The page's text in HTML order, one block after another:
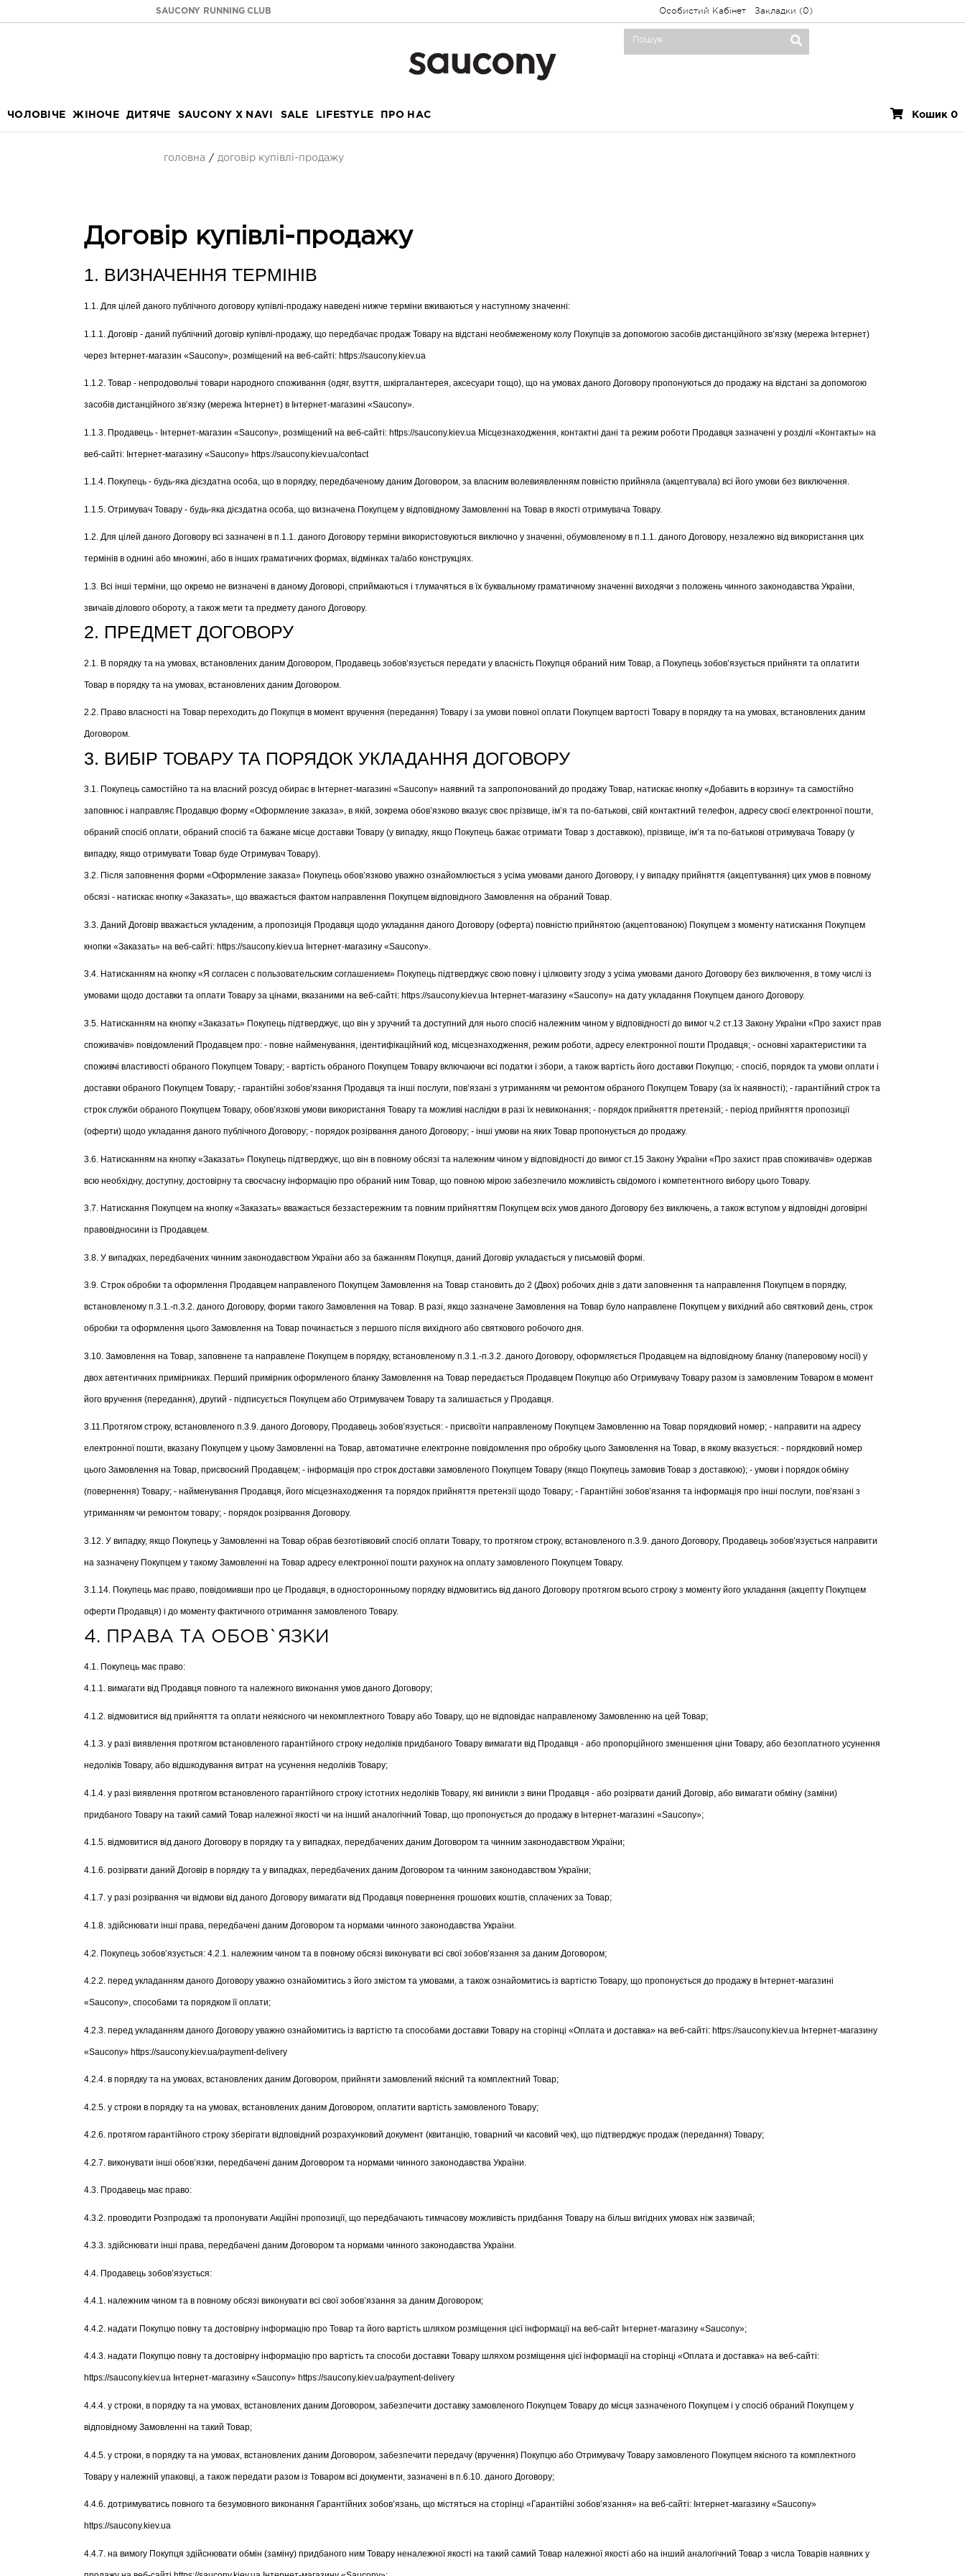
SAUCONY RUNNING CLUB Особистий Кабінет Закладки (0)
ЧОЛОВІЧЕ ЖІНОЧЕ ДИТЯЧЕ SAUCONY X NAVI SALE LIFESTYLE ПРО НАС Кошик 0
головна договір купівлі-продажу
Договір купівлі-продажу
1. ВИЗНАЧЕННЯ ТЕРМІНІВ
1.1. Для цілей даного публічного договору купівлі-продажу наведені нижче терміни вживаються у наступному значенні:
1.1.1. Договір - даний публічний договір купівлі-продажу, що передбачає продаж Товару на відстані необмеженому колу Покупців за допомогою засобів дистанційного зв’язку (мережа Інтернет)
через Інтернет-магазин «Saucony», розміщений на веб-сайті: https://saucony.kiev.ua
1.1.2. Товар - непродовольчі товари народного споживання (одяг, взуття, шкіргалантерея, аксесуари тощо), що на умовах даного Договору пропонуються до продажу на відстані за допомогою
засобів дистанційного зв’язку (мережа Інтернет) в Інтернет-магазині «Saucony».
1.1.3. Продавець - Інтернет-магазин «Saucony», розміщений на веб-сайті: https://saucony.kiev.ua Місцезнаходження, контактні дані та режим роботи Продавця зазначені у розділі «Контакты» на
веб-сайті: Інтернет-магазину «Saucony» https://saucony.kiev.ua/contact
1.1.4. Покупець - будь-яка дієздатна особа, що в порядку, передбаченому даним Договором, за власним волевиявленням повністю прийняла (акцептувала) всі його умови без виключення.
1.1.5. Отримувач Товару - будь-яка дієздатна особа, що визначена Покупцем у відповідному Замовленні на Товар в якості отримувача Товару.
1.2. Для цілей даного Договору всі зазначені в п.1.1. даного Договору терміни використовуються виключно у значенні, обумовленому в п.1.1. даного Договору, незалежно від використання цих
термінів в однині або множині, або в інших граматичних формах, відмінках та/або конструкціях.
1.3. Всі інші терміни, що окремо не визначені в даному Договорі, сприймаються і тлумачяться в їх буквальному граматичному значенні виходячи з положень чинного законодавства України,
звичаїв ділового обороту, а також мети та предмету даного Договору.
2. ПРЕДМЕТ ДОГОВОРУ
2.1. В порядку та на умовах, встановлених даним Договором, Продавець зобов’язується передати у власність Покупця обраний ним Товар, а Покупець зобов’язується прийняти та оплатити
Товар в порядку та на умовах, встановлених даним Договором.
2.2. Право власності на Товар переходить до Покупця в момент вручення (передання) Товару і за умови повної оплати Покупцем вартості Товару в порядку та на умовах, встановлених даним
Договором.
3. ВИБІР ТОВАРУ ТА ПОРЯДОК УКЛАДАННЯ ДОГОВОРУ
3.1. Покупець самостійно та на власний розсуд обирає в Інтернет-магазині «Saucony» наявний та запропонований до продажу Товар, натискає кнопку «Добавить в корзину» та самостійно
заповнює і направляє Продавцю форму «Оформление заказа», в якій, зокрема обов’язково вказує своє прізвище, ім’я та по-батькові, свій контактний телефон, адресу своєї електронної пошти,
обраний спосіб оплати, обраний спосіб та бажане місце доставки Товару (у випадку, якщо Покупець бажає отримати Товар з доставкою), прізвище, ім’я та по-батькові отримувача Товару (у
випадку, якщо отримувати Товар буде Отримувач Товару).
3.2. Після заповнення форми «Оформление заказа» Покупець обов’язково уважно ознайомлюється з усіма умовами даного Договору, і у випадку прийняття (акцептування) цих умов в повному
обсязі - натискає кнопку «Заказать», що вважається фактом направлення Покупцем відповідного Замовлення на обраний Товар.
3.3. Даний Договір вважається укладеним, а пропозиція Продавця щодо укладання даного Договору (оферта) повністю прийнятою (акцептованою) Покупцем з моменту натискання Покупцем
кнопки «Заказать» на веб-сайті: https://saucony.kiev.ua Інтернет-магазину «Saucony».
3.4. Натисканням на кнопку «Я согласен с пользовательским соглашением» Покупець підтверджує свою повну і цілковиту згоду з усіма умовами даного Договору без виключення, в тому числі із
умовами щодо доставки та оплати Товару за цінами, вказаними на веб-сайті: https://saucony.kiev.ua Інтернет-магазину «Saucony» на дату укладання Покупцем даного Договору.
3.5. Натисканням на кнопку «Заказать» Покупець підтверджує, що він у зручний та доступний для нього спосіб належним чином у відповідності до вимог ч.2 ст.13 Закону України «Про захист прав
споживачів» повідомлений Продавцем про: - повне найменування, ідентифікаційний код, місцезнаходження, режим роботи, адресу електронної пошти Продавця; - основні характеристики та
споживчі властивості обраного Покупцем Товару; - вартість обраного Покупцем Товару включаючи всі податки і збори, а також вартість його доставки Покупцю; - спосіб, порядок та умови оплати і
доставки обраного Покупцем Товару; - гарантійні зобов’язання Продавця та інші послуги, пов’язані з утриманням чи ремонтом обраного Покупцем Товару (за їх наявності); - гарантійний строк та
строк служби обраного Покупцем Товару, обов’язкові умови використання Товару та можливі наслідки в разі їх невиконання; - порядок прийняття претензій; - період прийняття пропозиції
(оферти) щодо укладання даного публічного Договору; - порядок розірвання даного Договору; - інші умови на яких Товар пропонується до продажу.
3.6. Натисканням на кнопку «Заказать» Покупець підтверджує, що він в повному обсязі та належним чином у відповідності до вимог ст.15 Закону України «Про захист прав споживачів» одержав
всю необхідну, доступну, достовірну та своєчасну інформацію про обраний ним Товар, що повною мірою забезпечило можливість свідомого і компетентного вибору цього Товару.
3.7. Натискання Покупцем на кнопку «Заказать» вважається беззастережним та повним прийняттям Покупцем всіх умов даного Договору без виключень, а також вступом у відповідні договірні
правовідносини із Продавцем.
3.8. У випадках, передбачених чинним законодавством України або за бажанням Покупця, даний Договір укладається у письмовій формі.
3.9. Строк обробки та оформлення Продавцем направленого Покупцем Замовлення на Товар становить до 2 (Двох) робочих днів з дати заповнення та направлення Покупцем в порядку,
встановленому п.3.1.-п.3.2. даного Договору, форми такого Замовлення на Товар. В разі, якщо зазначене Замовлення на Товар було направлене Покупцем у вихідний або святковий день, строк
обробки та оформлення цього Замовлення на Товар починається з першого після вихідного або святкового робочого дня.
3.10. Замовлення на Товар, заповнене та направлене Покупцем в порядку, встановленому п.3.1.-п.3.2. даного Договору, оформляється Продавцем на відповідному бланку (паперовому носії) у
двох автентичних примірниках. Перший примірник оформленого бланку Замовлення на Товар передається Продавцем Покупцю або Отримувачу Товару разом із замовленим Товаром в момент
його вручення (передання), другий - підписується Покупцем або Отримувачем Товару та залишається у Продавця.
3.11.Протягом строку, встановленого п.3.9. даного Договору, Продавець зобов’язується: - присвоїти направленому Покупцем Замовленню на Товар порядковий номер; - направити на адресу
електронної пошти, вказану Покупцем у цьому Замовленні на Товар, автоматичне електронне повідомлення про обробку цього Замовлення на Товар, в якому вказується: - порядковий номер
цього Замовлення на Товар, присвоєний Продавцем; - інформація про строк доставки замовленого Покупцем Товару (якщо Покупець замовив Товар з доставкою); - умови і порядок обміну
(повернення) Товару; - найменування Продавця, його місцезнаходження та порядок прийняття претензії щодо Товару; - Гарантійні зобов’язання та інформація про інші послуги, пов’язані з
утриманням чи ремонтом товару; - порядок розірвання Договору.
3.12. У випадку, якщо Покупець у Замовленні на Товар обрав безготівковий спосіб оплати Товару, то протягом строку, встановленого п.3.9. даного Договору, Продавець зобов’язується направити
на зазначену Покупцем у такому Замовленні на Товар адресу електронної пошти рахунок на оплату замовленого Покупцем Товару.
3.1.14. Покупець має право, повідомивши про це Продавця, в односторонньому порядку відмовитись від даного Договору протягом всього строку з моменту його укладання (акцепту Покупцем
оферти Продавця) і до моменту фактичного отримання замовленого Товару.
4. ПРАВА ТА ОБОВ`ЯЗКИ
4.1. Покупець має право:
4.1.1. вимагати від Продавця повного та належного виконання умов даного Договору;
4.1.2. відмовитися від прийняття та оплати неякісного чи некомплектного Товару або Товару, що не відповідає направленому Замовленню на цей Товар;
4.1.3. у разі виявлення протягом встановленого гарантійного строку недоліків придбаного Товару вимагати від Продавця - або пропорційного зменшення ціни Товару, або безоплатного усунення
недоліків Товару, або відшкодування витрат на усунення недоліків Товару;
4.1.4. у разі виявлення протягом встановленого гарантійного строку істотних недоліків Товару, які виникли з вини Продавця - або розірвати даний Договір, або вимагати обміну (заміни)
придбаного Товару на такий самий Товар належної якості чи на інший аналогічний Товар, що пропонується до продажу в Інтернет-магазині «Saucony»;
4.1.5. відмовитися від даного Договору в порядку та у випадках, передбачених даним Договором та чинним законодавством України;
4.1.6. розірвати даний Договір в порядку та у випадках, передбачених даним Договором та чинним законодавством України;
4.1.7. у разі розірвання чи відмови від даного Договору вимагати від Продавця повернення грошових коштів, сплачених за Товар;
4.1.8. здійснювати інші права, передбачені даним Договором та нормами чинного законодавства України.
4.2. Покупець зобов’язується: 4.2.1. належним чином та в повному обсязі виконувати всі свої зобов’язання за даним Договором;
4.2.2. перед укладанням даного Договору уважно ознайомитись з його змістом та умовами, а також ознайомитись із вартістю Товару, що пропонується до продажу в Інтернет-магазині
«Saucony», способами та порядком її оплати;
4.2.3. перед укладанням даного Договору уважно ознайомитись із вартістю та способами доставки Товару на сторінці «Оплата и доставка» на веб-сайті: https://saucony.kiev.ua Інтернет-магазину
«Saucony» https://saucony.kiev.ua/payment-delivery
4.2.4. в порядку та на умовах, встановлених даним Договором, прийняти замовлений якісний та комплектний Товар;
4.2.5. у строки в порядку та на умовах, встановлених даним Договором, оплатити вартість замовленого Товару;
4.2.6. протягом гарантійного строку зберігати відповідний розрахунковий документ (квитанцію, товарний чи касовий чек), що підтверджує продаж (передання) Товару;
4.2.7. виконувати інші обов’язки, передбачені даним Договором та нормами чинного законодавства України.
4.3. Продавець має право:
4.3.2. проводити Розпродажі та пропонувати Акційні пропозиції, що передбачають тимчасову можливість придбання Товару на більш вигідних умовах ніж зазвичай;
4.3.3. здійснювати інші права, передбачені даним Договором та нормами чинного законодавства України.
4.4. Продавець зобов’язується:
4.4.1. належним чином та в повному обсязі виконувати всі свої зобов’язання за даним Договором;
4.4.2. надати Покупцю повну та достовірну інформацію про Товар та його вартість шляхом розміщення цієї інформації на веб-сайт Інтернет-магазину «Saucony»;
4.4.3. надати Покупцю повну та достовірну інформацію про вартість та способи доставки Товару шляхом розміщення цієї інформації на сторінці «Оплата и доставка» на веб-сайті:
https://saucony.kiev.ua Інтернет-магазину «Saucony» https://saucony.kiev.ua/payment-delivery
4.4.4. у строки, в порядку та на умовах, встановлених даним Договором, забезпечити доставку замовленого Покупцем Товару до місця зазначеного Покупцем і у спосіб обраний Покупцем у
відповідному Замовленні на такий Товар;
4.4.5. у строки, в порядку та на умовах, встановлених даним Договором, забезпечити передачу (вручення) Покупцю або Отримувачу Товару замовленого Покупцем якісного та комплектного
Товару у належній упаковці, а також передати разом із Товаром всі документи, зазначені в п.6.10. даного Договору;
4.4.6. дотримуватись повного та безумовного виконання Гарантійних зобов’язань, що містяться на сторінці «Гарантійні зобов’язання» на веб-сайті: Інтернет-магазину «Saucony»
https://saucony.kiev.ua
4.4.7. на вимогу Покупця здійснювати обмін (заміну) придбаного ним Товару неналежної якості на такий самий Товар належної якості або на інший аналогічний Товар з числа Товарів наявних у